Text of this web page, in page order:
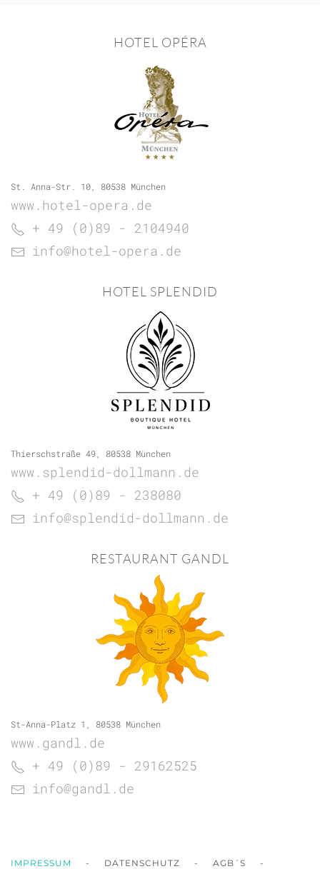
HOTEL OPÉRA
St. Anna-Str. 10, 80538 München
www.hotel-opera.de
+ 49 (0)89 - 2104940
info@hotel-opera.de
HOTEL SPLENDID
Thierschstraße 49, 80538 München
www.splendid-dollmann.de
+ 49 (0)89 - 238080
info@splendid-dollmann.de
RESTAURANT GANDL
St-Anna-Platz 1, 80538 München
www.gandl.de
+ 49 (0)89 - 29162525
info@gandl.de
IMPRESSUM - DATENSCHUTZ - AGB´S -